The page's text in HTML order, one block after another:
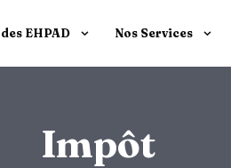
EHPAD Nos Services
Impôt